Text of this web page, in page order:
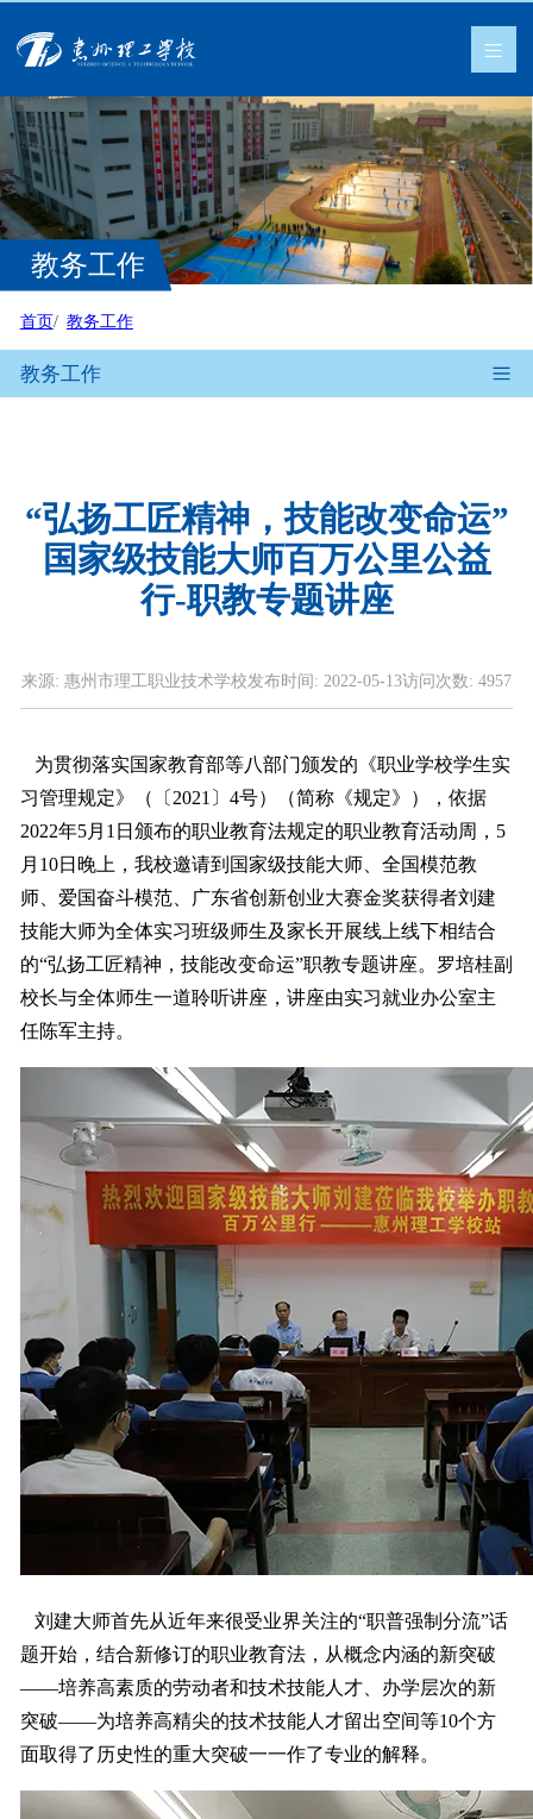
教务工作
首页 教务工作
教务工作
“弘扬工匠精神，技能改变命运”
国家级技能大师百万公里公益
行-职教专题讲座
来源: 惠州市理工职业技术学校发布时间: 2022-05-13访问次数: 4957
为贯彻落实国家教育部等八部门颁发的《职业学校学生实
习管理规定》（〔2021〕4号）（简称《规定》），依据
2022年5月1日颁布的职业教育法规定的职业教育活动周，5
月10日晚上，我校邀请到国家级技能大师、全国模范教
师、爱国奋斗模范、广东省创新创业大赛金奖获得者刘建
技能大师为全体实习班级师生及家长开展线上线下相结合
的“弘扬工匠精神，技能改变命运”职教专题讲座。罗培桂副
校长与全体师生一道聆听讲座，讲座由实习就业办公室主
任陈军主持。
刘建大师首先从近年来很受业界关注的“职普强制分流”话
题开始，结合新修订的职业教育法，从概念内涵的新突破
——培养高素质的劳动者和技术技能人才、办学层次的新
突破——为培养高精尖的技术技能人才留出空间等10个方
面取得了历史性的重大突破一一作了专业的解释。